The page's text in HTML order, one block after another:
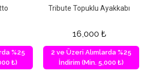
%25
₺)
Tribute Topuklu Ayakkabı
16,000 ₺
2 ve Üzeri Alımlarda %25
İndirim (Min. 5,000 ₺)